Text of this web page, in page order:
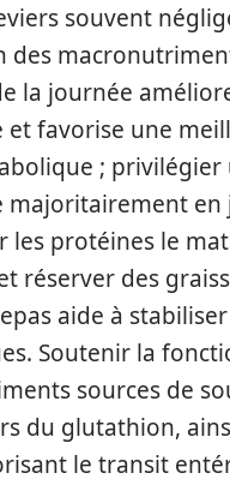
souvent
des
la journée
et favorise une
;
majoritairement en
les protéines le
réserver des
aide à
Soutenir la
sources de
du glutathion,
le transit